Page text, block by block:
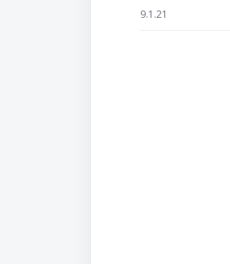
9.1.21